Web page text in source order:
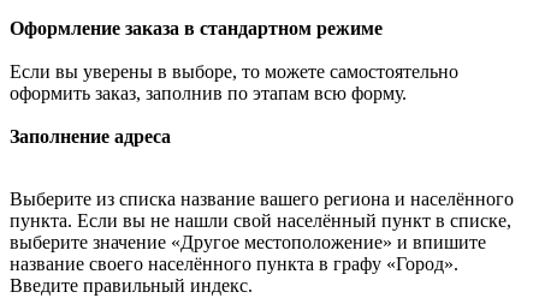
Оформление заказа в стандартном режиме
Если вы уверены в выборе, то можете самостоятельно
оформить заказ, заполнив по этапам всю форму.
Заполнение адреса
Выберите из списка название вашего региона и населённого
пункта. Если вы не нашли свой населённый пункт в списке,
выберите значение «Другое местоположение» и впишите
название своего населённого пункта в графу «Город».
Введите правильный индекс.